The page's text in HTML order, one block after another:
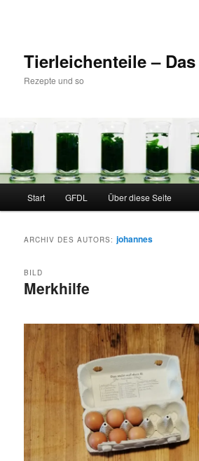
Tierleichenteile –
Rezepte und so
Start GFDL Über diese Seite
ARCHIV DES AUTORS: johannes
Merkhilfe
BILD